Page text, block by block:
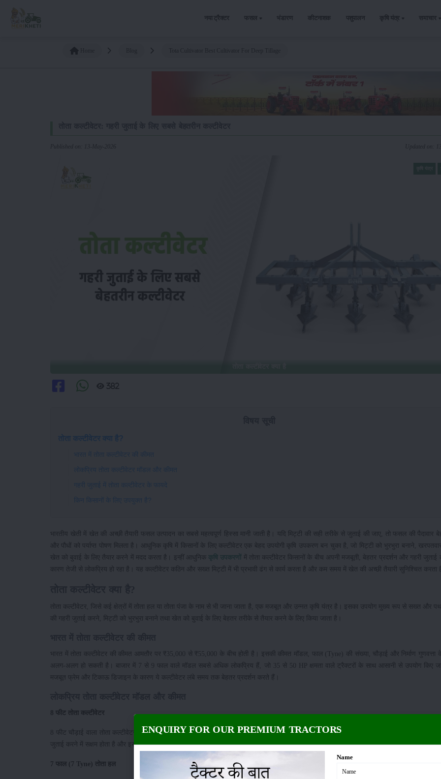
नया ट्रैक्टर फसल भंडारण कीटनाशक पशुपालन कृषि यंत्र समाचार
Published on: 13-May-2026 Updated on:
382
तोता कल्टीवेटर क्या है?
भारत में तोता कल्टीवेटर की कीमत
लोकप्रिय तोता कल्टीवेटर मॉडल और कीमत
गहरी जुताई में तोता कल्टीवेटर के फायदे
किन किसानों के लिए उपयुक्त है?
भारतीय खेती में खेत की अच्छी तैयारी फसल उत्पादन का सबसे महत्वपूर्ण हिस्सा मानी जाती है। यदि मिट्टी की सही तरीके से जुताई की जाए, तो फसल की पैदावार
और पौधों को पर्याप्त पोषण मिलता है। आधुनिक कृषि में किसानों के लिए कल्टीवेटर एक बेहद उपयोगी कृषि उपकरण बन चुका है, जो मिट्टी को भुरभुरा बनाने,
खेत को बुवाई के लिए तैयार करने में मदद करता है। इन्हीं आधुनिककृषि उपकरणों में तोता कल्टीवेटर किसानों के बीच अपनी मजबूती, बेहतर प्रदर्शन और गहरी जुताई
कारण तेजी से लोकप्रिय हो रहा है। यह कल्टीवेटर कठिन और सख्त मिट्टी में भी प्रभावी ढंग से कार्य करता है और कम समय में खेत की अच्छी तैयारी सुनिश्चित करता
तोता कल्टीवेटर, जिसे कई क्षेत्रों में तोता हल या तोता पंजा के नाम से भी जाना जाता है, एक मजबूत और उन्नत कृषि यंत्र है। इसका उपयोग मुख्य रूप से सख्त और
की गहरी जुताई करने, मिट्टी को भुरभुरा बनाने तथा खेत को बुवाई के लिए बेहतर तरीके से तैयार करने के लिए किया जाता है।
भारत में तोता कल्टीवेटर की कीमत आमतौर पर ₹35,000 से ₹55,000 के बीच होती है। इसकी कीमत मॉडल, फाल (Tyne) की संख्या, चौड़ाई और निर्माण गुणवत्ता
अलग-अलग हो सकती है। बाजार में 7 से 9 फाल वाले मॉडल सबसे अधिक लोकप्रिय हैं, जो 35 से 50 HP क्षमता वाले ट्रैक्टरों के साथ आसानी से उपयोग किए
मजबूत फ्रेम और टिकाऊ डिजाइन के कारण ये कल्टीवेटर लंबे समय तक बेहतर प्रदर्शन करते हैं।
8 फीट तोता कल्टीवेटर
8 फीट चौड़ाई वाला तोता कल्टीवेटर किसानों के बीच काफी लोकप्रिय है। पंचाली और इंदौर जैसे ब्रांडों के मॉडल बाजार में अधिक मांग रखते हैं। यह मॉडल बड़े
जुताई करने में सक्षम होता है और इसकी कीमत लगभग ₹42,000 से ₹45,000 तक होती है। यह मॉडल मध्यम और बड़े किसानों के लिए उपयुक्त माना जाता है।
7 फाल (7 Tyne) तोता हल
ENQUIRY FOR OUR PREMIUM TRACTORS
Name